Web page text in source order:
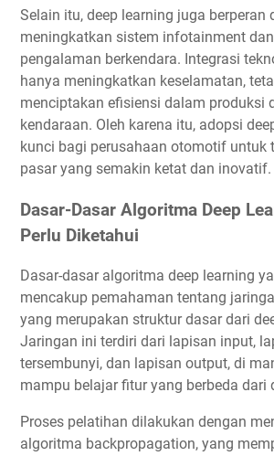
Selain itu, deep learning juga berperan
meningkatkan sistem infotainment
pengalaman berkendara. Integrasi
hanya meningkatkan keselamatan,
menciptakan efisiensi dalam produksi
kendaraan. Oleh karena itu, adopsi
kunci bagi perusahaan otomotif untuk
pasar yang semakin ketat dan inovatif.
Dasar-Dasar Algoritma Deep
Perlu Diketahui
Dasar-dasar algoritma deep learning
mencakup pemahaman tentang
yang merupakan struktur dasar dari
Jaringan ini terdiri dari lapisan input,
tersembunyi, dan lapisan output, di
mampu belajar fitur yang berbeda dari
Proses pelatihan dilakukan dengan
algoritma backpropagation, yang